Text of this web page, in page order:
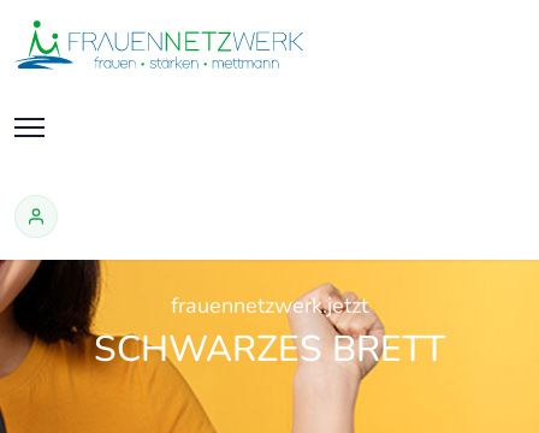
frauennetzwerk.jetzt
SCHWARZES BRETT